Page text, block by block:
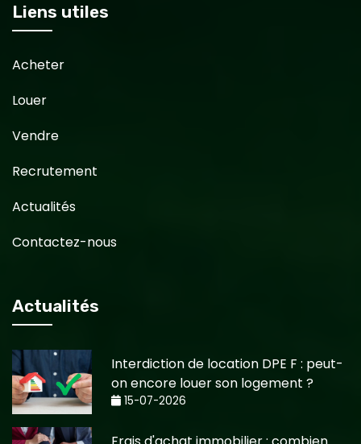
Liens utiles
Acheter
Louer
Vendre
Recrutement
Actualités
Contactez-nous
Actualités
Interdiction de location DPE F : peut-
on encore louer son logement ?
15-07-2026